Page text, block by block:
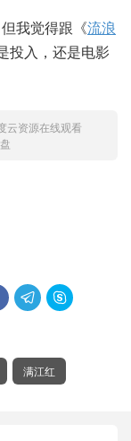
我觉得跟《流浪
投入，还是电影
云资源在线观看
 
满江红